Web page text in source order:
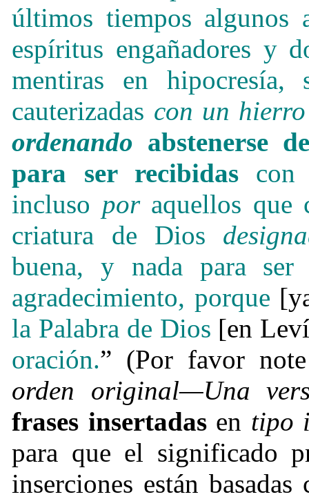
últimos tiempos
espíritus engañadores y
mentiras en hipocresía,
cauterizadas con un
ordenando abstenerse
para ser recibidas con
incluso poraquellos que
criatura de Dios
buena, y nada para ser
agradecimiento, porque
la Palabra de Dios [en
oración.” (Por favor
orden original—Una
frases insertadas en tipo
para que el significado
inserciones están